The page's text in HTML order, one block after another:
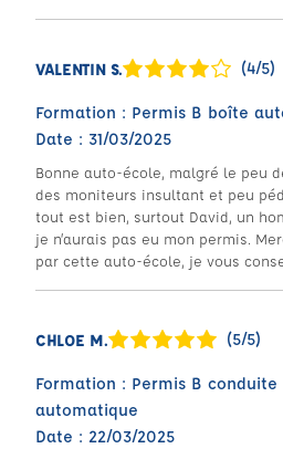
VALENTIN S. (4/5)
Formation : Permis B boîte
Date : 31/03/2025
Bonne auto-école, malgré le peu
des moniteurs insultant et peu
tout est bien, surtout David, un
je n’aurais pas eu mon permis.
par cette auto-école, je vous
CHLOE M. (5/5)
Formation : Permis B
automatique
Date : 22/03/2025